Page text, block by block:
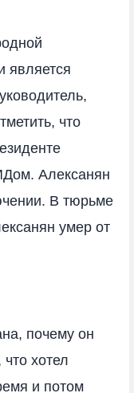
является
что
Алексанян
В тюрьме
умер от
почему он
хотел
и потом